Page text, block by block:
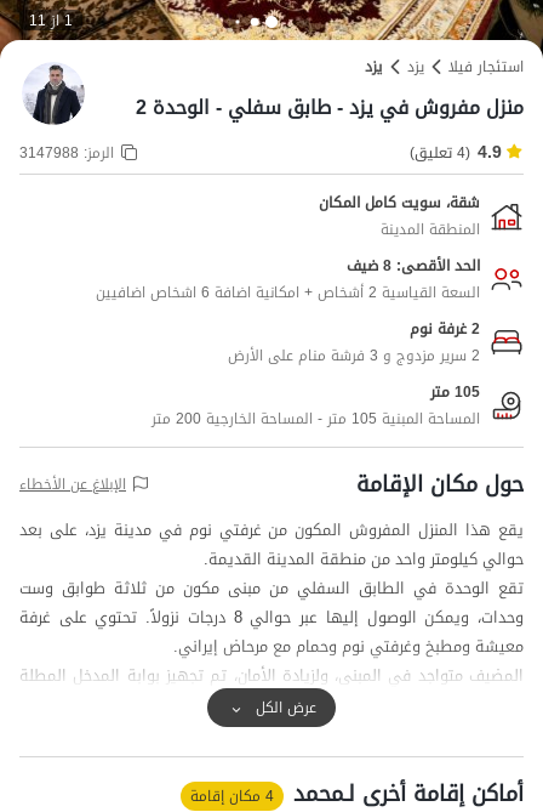
1 از 11
استئجار فيلا
یزد یزد
منزل مفروش في يزد - طابق سفلي - الوحدة 2
4.9 (4 تعليق) الرمز: 3147988
شقة، سويت كامل المكان
المنطقة المدينة
الحد الأقصى: 8 ضيف
السعة القياسية 2 أشخاص + امكانية اضافة 6 اشخاص اضافيين
2 غرفة نوم
2 سرير مزدوج و 3 فرشة منام على الأرض
105 متر
المساحة المبنية 105 متر - المساحة الخارجية 200 متر
حول مكان الإقامة الإبلاغ عن الأخطاء
يقع هذا المنزل المفروش المكون من غرفتي نوم في مدينة يزد، على بعد
حوالي كيلومتر واحد من منطقة المدينة القديمة.
تقع الوحدة في الطابق السفلي من مبنى مكون من ثلاثة طوابق وست
وحدات، ويمكن الوصول إليها عبر حوالي 8 درجات نزولاً. تحتوي على غرفة
معيشة ومطبخ وغرفتي نوم وحمام مع مرحاض إيراني.
المضيف متواجد في المبنى، ولزيادة الأمان، تم تجهيز بوابة المدخل المطلة
من الفيلا لتلبية احتياجاتهم اليومية.
عرض الكل
أماكن إقامة أخرى لـمحمد 4 مكان إقامة